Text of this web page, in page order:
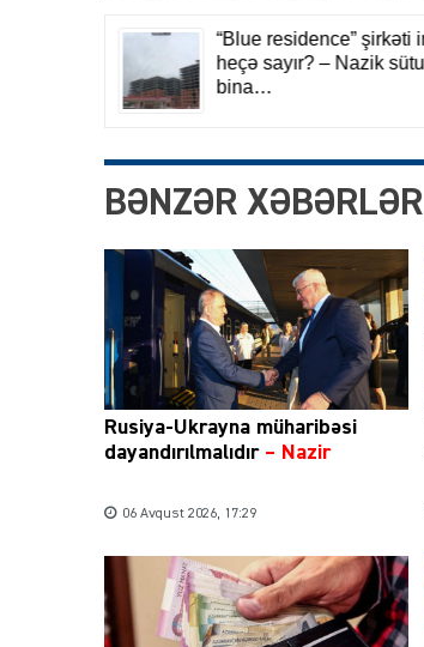
BƏNZƏR XƏBƏRLƏR
Rusiya-Ukrayna müharibəsi
dayandırılmalıdır– Nazir
06 Avqust 2026, 17:29